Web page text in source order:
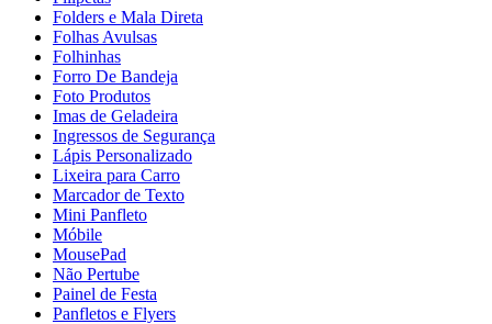
Folders e Mala Direta
Folhas Avulsas
Folhinhas
Forro De Bandeja
Foto Produtos
Imas de Geladeira
Ingressos de Segurança
Lápis Personalizado
Lixeira para Carro
Marcador de Texto
Mini Panfleto
Móbile
MousePad
Não Pertube
Painel de Festa
Panfletos e Flyers